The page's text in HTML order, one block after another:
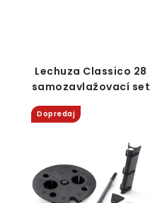
Lechuza Classico 28
samozavlažovací set
Dopredaj